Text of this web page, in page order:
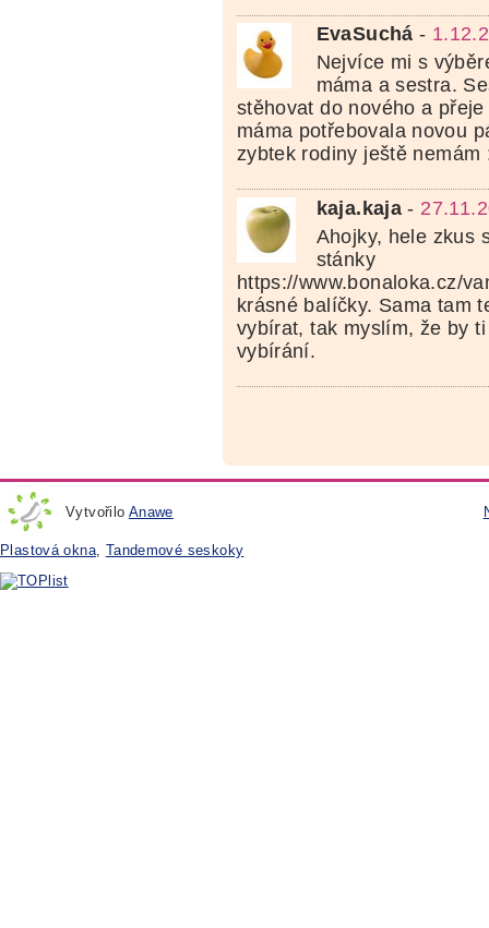
EvaSuchá -
Nejvíce mi s
máma a sestra.
stěhovat do nového a
máma potřebovala novou
zybtek rodiny ještě nemám
kaja.kaja -
Ahojky, hele zkus
stánky
https://www.bonaloka.cz/
krásné balíčky. Sama tam
vybírat, tak myslím, že by
vybírání.
Vytvořilo Anawe
Plastová okna, Tandemové seskoky